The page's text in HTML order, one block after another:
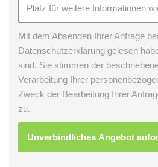
Mit dem Absenden Ihrer Anfrage
Datenschutzerklärung gelesen
sind. Sie stimmen der
Verarbeitung Ihrer
Zweck der Bearbeitung Ihrer
zu.